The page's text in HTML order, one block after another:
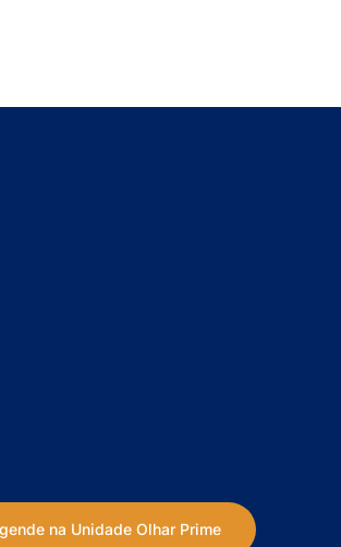
na Unidade Olhar Prime